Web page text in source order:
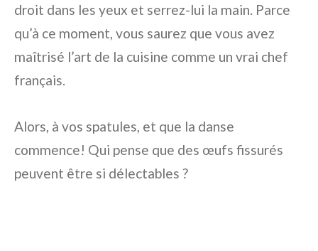
droit dans les yeux et serrez-lui la main. Parce
qu’à ce moment, vous saurez que vous avez
maîtrisé l’art de la cuisine comme un vrai chef
français.
Alors, à vos spatules, et que la danse
commence! Qui pense que des œufs fissurés
peuvent être si délectables ?